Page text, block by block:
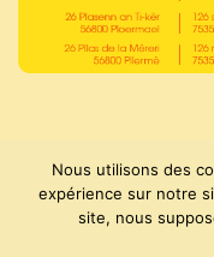
PaulMolac ©
Nous utilisons des
expérience sur notre
site, nous